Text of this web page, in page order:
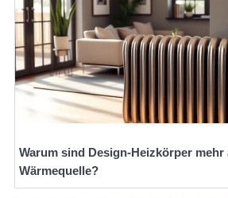
Warum sind Design-Heizkörper mehr
Wärmequelle?